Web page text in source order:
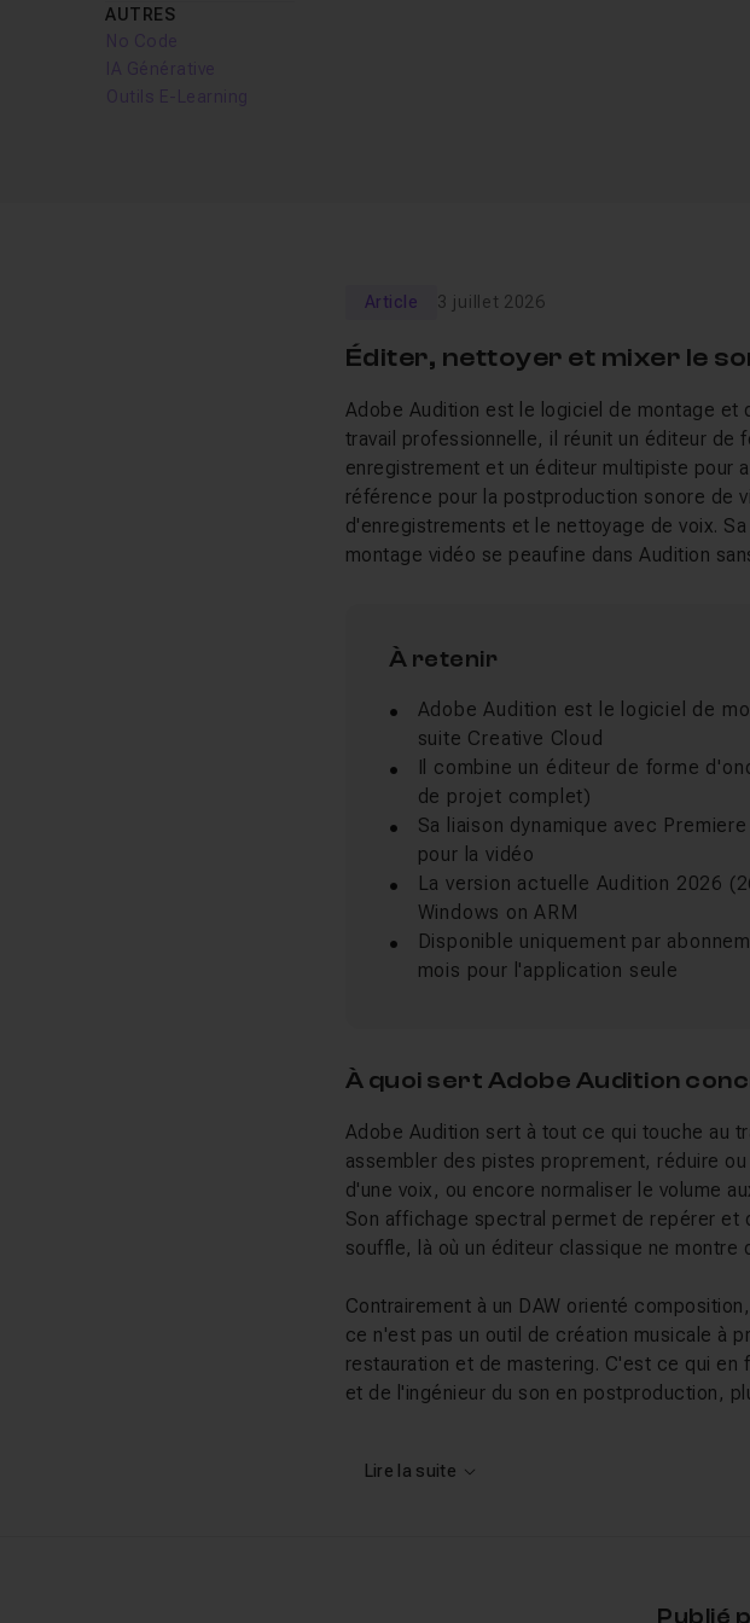
AUTRES
No Code
IA Générative
Outils E-Learning
Article 3 juillet 2026
Éditer, nettoyer et mixer le
Adobe Audition est le logiciel de montage et
travail professionnelle, il réunit un éditeur de
enregistrement et un éditeur multipiste pour
référence pour la postproduction sonore de
d'enregistrements et le nettoyage de voix.
montage vidéo se peaufine dans Audition
À retenir
Adobe Audition est le logiciel de
suite Creative Cloud
Il combine un éditeur de forme
de projet complet)
Sa liaison dynamique avec
pour la vidéo
La version actuelle Audition 2026
Windows on ARM
Disponible uniquement par
mois pour l'application seule
À quoi sert Adobe Audition
Adobe Audition sert à tout ce qui touche au
assembler des pistes proprement, réduire
d'une voix, ou encore normaliser le volume
Son affichage spectral permet de repérer
souffle, là où un éditeur classique ne montre
Contrairement à un DAW orienté
ce n'est pas un outil de création musicale à
restauration et de mastering. C'est ce qui
et de l'ingénieur du son en postproduction,
Nos tutos Audition couvrent l'ensemble du
Lovisolo-Guillard détaille les techniques
consacre un cours complet à la
Denizot montre comment couper une
Lire la suite
Publié